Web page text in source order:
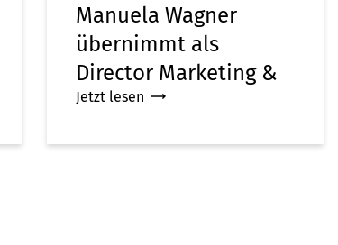
Manuela Wagner
übernimmt als
Director Marketing &
Communications
Jetzt lesen